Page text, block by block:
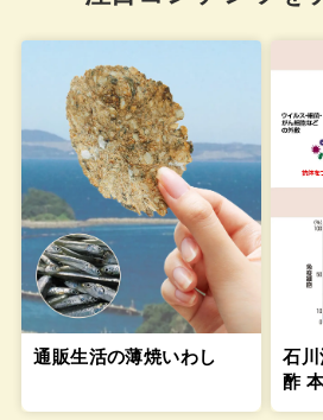
通販生活の薄焼いわし
石
酢